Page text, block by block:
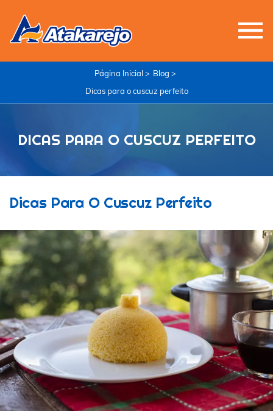
Página Inicial > Blog >
Dicas para o cuscuz perfeito
DICAS PARA O CUSCUZ PERFEITO
Dicas Para O Cuscuz Perfeito